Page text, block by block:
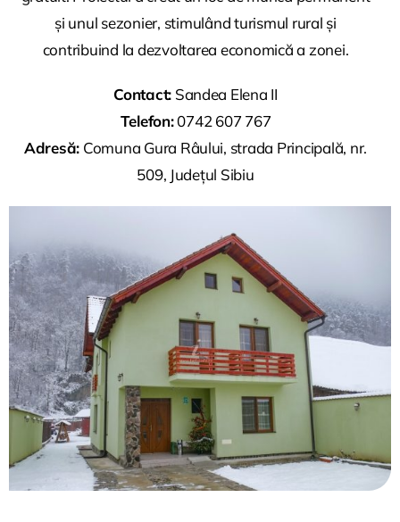
și unul sezonier, stimulând turismul rural și
contribuind la dezvoltarea economică a zonei.
Contact: Sandea Elena II
Telefon:0742 607 767
Adresă: Comuna Gura Râului, strada Principală, nr.
509, Județul Sibiu